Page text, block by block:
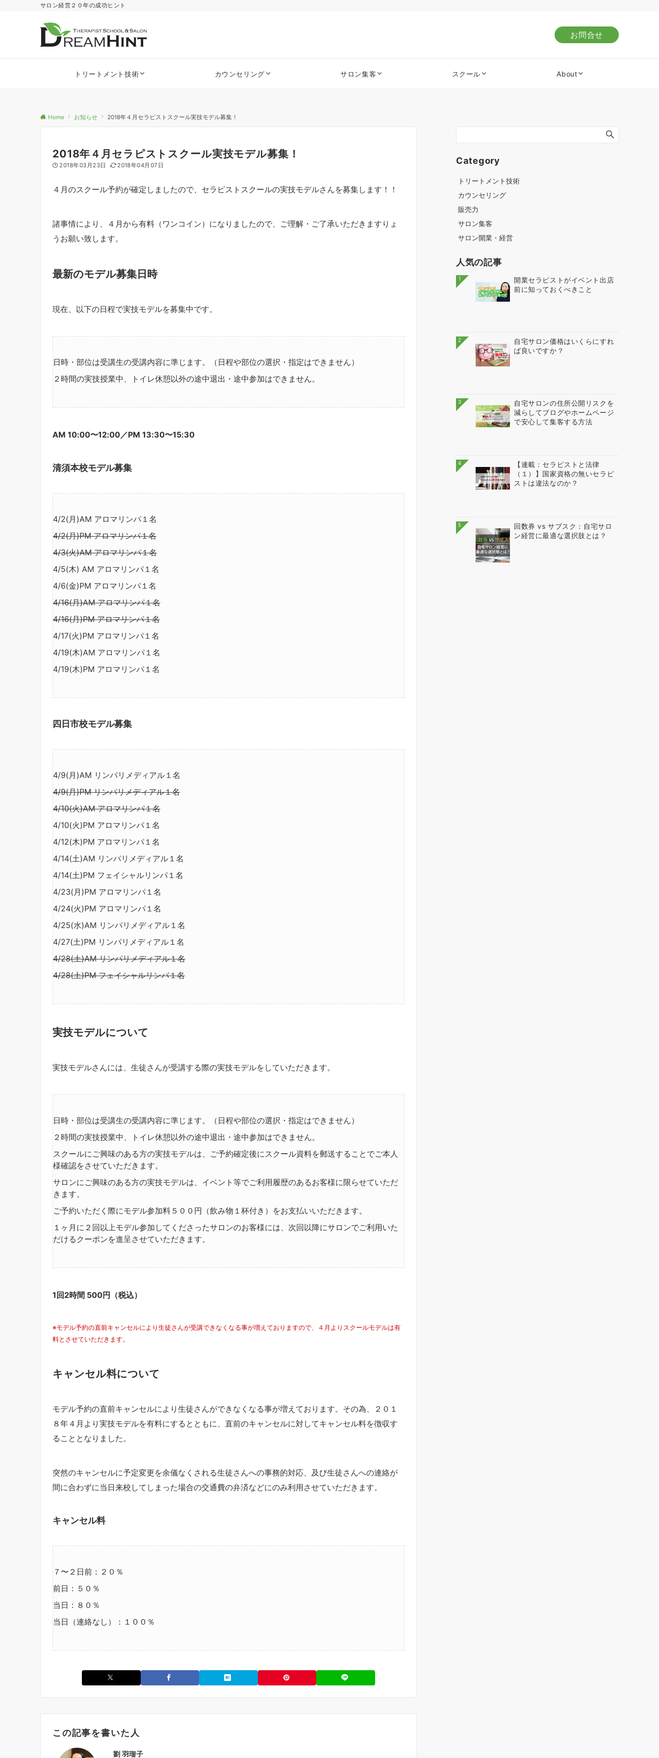
サロン経営２０年の成功ヒント
お問合せ
トリートメント技術 カウンセリング サロン集客 スクール About
Home お知らせ 2018年４月セラピストスクール実技モデル募集！
2018年４月セラピストスクール実技モデル募集！
2018年03月23日 2018年04月07日
４月のスクール予約が確定しましたので、セラピストスクールの実技モデルさんを募集します！！
諸事情により、４月から有料（ワンコイン）になりましたので、ご理解・ご了承いただきますりょ
うお願い致します。
最新のモデル募集日時
現在、以下の日程で実技モデルを募集中です。
日時・部位は受講生の受講内容に準じます。（日程や部位の選択・指定はできません）
２時間の実技授業中、トイレ休憩以外の途中退出・途中参加はできません。
AM 10:00〜12:00／PM 13:30〜15:30
清須本校モデル募集
4/2(月)AM アロマリンパ１名
4/2(月)PM アロマリンパ１名
4/3(火)AM アロマリンパ１名
4/5(木) AM アロマリンパ１名
4/6(金)PM アロマリンパ１名
4/16(月)AM アロマリンパ１名
4/16(月)PM アロマリンパ１名
4/17(火)PM アロマリンパ１名
4/19(木)AM アロマリンパ１名
4/19(木)PM アロマリンパ１名
四日市校モデル募集
4/9(月)AM リンパリメディアル１名
4/9(月)PM リンパリメディアル１名
4/10(火)AM アロマリンパ１名
4/10(火)PM アロマリンパ１名
4/12(木)PM アロマリンパ１名
4/14(土)AM リンパリメディアル１名
4/14(土)PM フェイシャルリンパ１名
4/23(月)PM アロマリンパ１名
4/24(火)PM アロマリンパ１名
4/25(水)AM リンパリメディアル１名
4/27(土)PM リンパリメディアル１名
4/28(土)AM リンパリメディアル１名
4/28(土)PM フェイシャルリンパ１名
実技モデルについて
実技モデルさんには、生徒さんが受講する際の実技モデルをしていただきます。
日時・部位は受講生の受講内容に準じます。（日程や部位の選択・指定はできません）
２時間の実技授業中、トイレ休憩以外の途中退出・途中参加はできません。
スクールにご興味のある方の実技モデルは、ご予約確定後にスクール資料を郵送することでご本人
様確認をさせていただきます。
サロンにご興味のある方の実技モデルは、イベント等でご利用履歴のあるお客様に限らせていただ
きます。
ご予約いただく際にモデル参加料５００円（飲み物１杯付き）をお支払いいただきます。
１ヶ月に２回以上モデル参加してくださったサロンのお客様には、次回以降にサロンでご利用いた
だけるクーポンを進呈させていただきます。
1回2時間 500円（税込）
※モデル予約の直前キャンセルにより生徒さんが受講できなくなる事が増えておりますので、４月よりスクールモデルは有
料とさせていただきます。
キャンセル料について
モデル予約の直前キャンセルにより生徒さんができなくなる事が増えております。その為、２０１
８年４月より実技モデルを有料にするとともに、直前のキャンセルに対してキャンセル料を徴収す
ることとなりました。
突然のキャンセルに予定変更を余儀なくされる生徒さんへの事務的対応、及び生徒さんへの連絡が
間に合わずに当日来校してしまった場合の交通費の弁済などにのみ利用させていただきます。
キャンセル料
７〜２日前：２０％
前日：５０％
当日：８０％
当日（連絡なし）：１００％
この記事を書いた人
劉 羽瑠子
Category
トリートメント技術
カウンセリング
販売力
サロン集客
サロン開業・経営
人気の記事
1
開業セラピストがイベント出店
前に知っておくべきこと
2
自宅サロン価格はいくらにすれ
ば良いですか？
3
自宅サロンの住所公開リスクを
減らしてブログやホームページ
で安心して集客する方法
4
【連載：セラピストと法律
（１）】国家資格の無いセラピ
ストは違法なのか？
5
回数券 vs サブスク：自宅サロ
ン経営に最適な選択肢とは？